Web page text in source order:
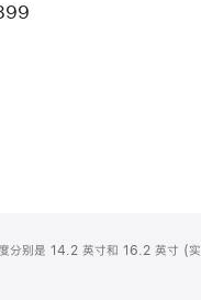
分别是 14.2 英寸和 16.2 英寸 (实